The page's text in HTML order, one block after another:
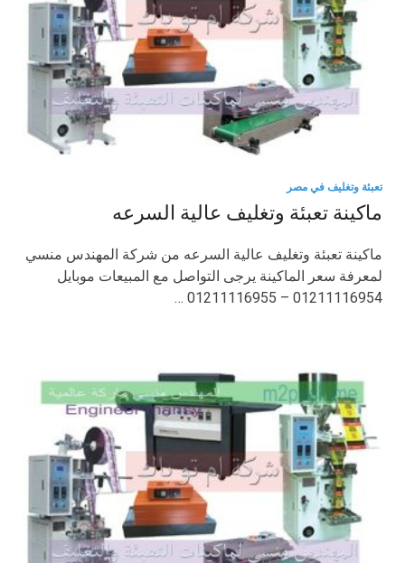
تعبئة وتغليف في مصر
ماكينة تعبئة وتغليف عالية السرعه
ماكينة تعبئة وتغليف عالية السرعه من شركة المهندس منسي
لمعرفة سعر الماكينة يرجى التواصل مع المبيعات موبايل
01211116954 – 01211116955 …